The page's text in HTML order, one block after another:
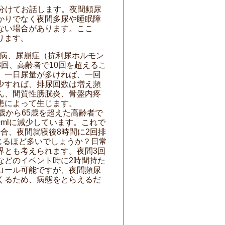
てお話します。夜間頻尿
りでなく夜間多尿や睡眠障
場合があります。ここ
す。
、尿崩症（抗利尿ホルモン
、高齢者で10回を超えるこ
日尿量が多ければ、一回
すれば、排尿回数は増え頻
、間質性膀胱炎、骨盤内疼
よって生じます。
から65歳を超えた高齢者で
に減少しています。これで
、夜間就寝後8時間に2回排
ほど多いでしょうか？日常
も考えられます。夜間3回
どのイベント時に2時間持た
ール可能ですが、夜間頻尿
るため、病態をとらえるだ